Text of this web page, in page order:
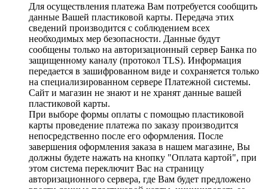
Для осуществления платежа Вам потребуется сообщить
данные Вашей пластиковой карты. Передача этих
сведений производится с соблюдением всех
необходимых мер безопасности. Данные будут
сообщены только на авторизационный сервер Банка по
защищенному каналу (протокол TLS). Информация
передается в зашифрованном виде и сохраняется только
на специализированном сервере Платежной системы.
Сайт и магазин не знают и не хранят данные вашей
пластиковой карты.
При выборе формы оплаты с помощью пластиковой
карты проведение платежа по заказу производится
непосредственно после его оформления. После
завершения оформления заказа в нашем магазине, Вы
должны будете нажать на кнопку "Оплата картой", при
этом система переключит Вас на страницу
авторизационного сервера, где Вам будет предложено